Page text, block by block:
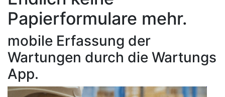
Papierformulare mehr.
mobile Erfassung der
Wartungen durch die Wartungs
App.